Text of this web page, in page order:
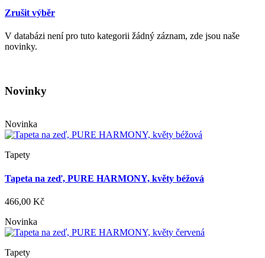
Zrušit výběr
V databázi není pro tuto kategorii žádný záznam, zde jsou naše
novinky.
Novinky
Novinka
Tapety
Tapeta na zeď, PURE HARMONY, květy béžová
466,00 Kč
Novinka
Tapety